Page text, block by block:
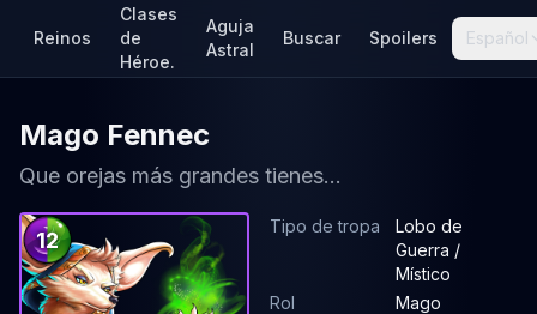
Reinos
Clases
de
Héroe.
Aguja
Astral
Buscar Spoilers Español
Mago Fennec
Que orejas más grandes tienes...
12
Tipo de tropa
Lobo de
Guerra /
Místico
Rol
Mago